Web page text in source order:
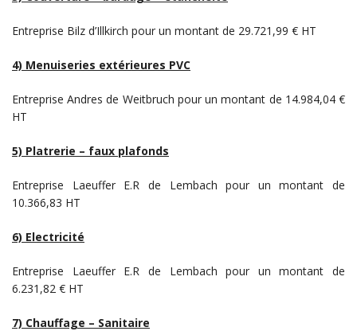
Entreprise Bilz d’Illkirch pour un montant de 29.721,99 € HT
4) Menuiseries extérieures PVC
Entreprise Andres de Weitbruch pour un montant de 14.984,04 €
HT
5) Platrerie – faux plafonds
Entreprise Laeuffer E.R de Lembach pour un montant de
10.366,83 HT
6) Electricité
Entreprise Laeuffer E.R de Lembach pour un montant de
6.231,82 € HT
7) Chauffage – Sanitaire